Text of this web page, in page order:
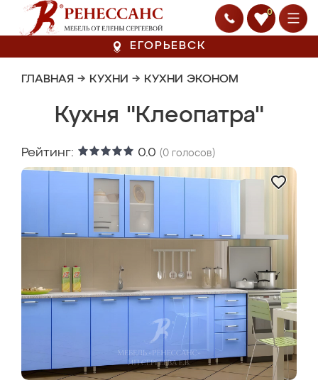
0
ЕГОРЬЕВСК
ГЛАВНАЯ → КУХНИ → КУХНИ ЭКОНОМ
Кухня "Клеопатра"
Рейтинг: 0.0 (0 голосов)